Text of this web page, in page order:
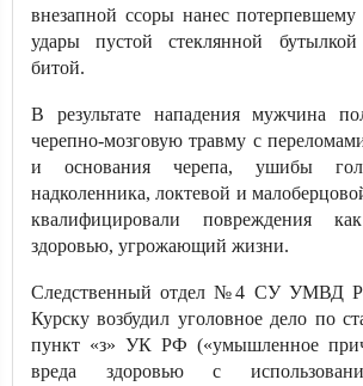
внезапной ссоры нанес
удары пустой стеклянной
битой.
В результате нападения мужчина
черепно-мозговую травму с
и основания черепа, ушибы
надколенника, локтевой и
квалифицировали повреждения
здоровью, угрожающий жизни.
Следственный отдел №4 СУ УМВД
Курску возбудил уголовное дело по
пункт «з» УК РФ («умышленное
вреда здоровью с